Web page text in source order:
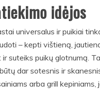
idėjos
universalus ir puikiai
– kepti vištieną,
suteiks puikų glotnumą.
dar sotesnis ir
arba grill